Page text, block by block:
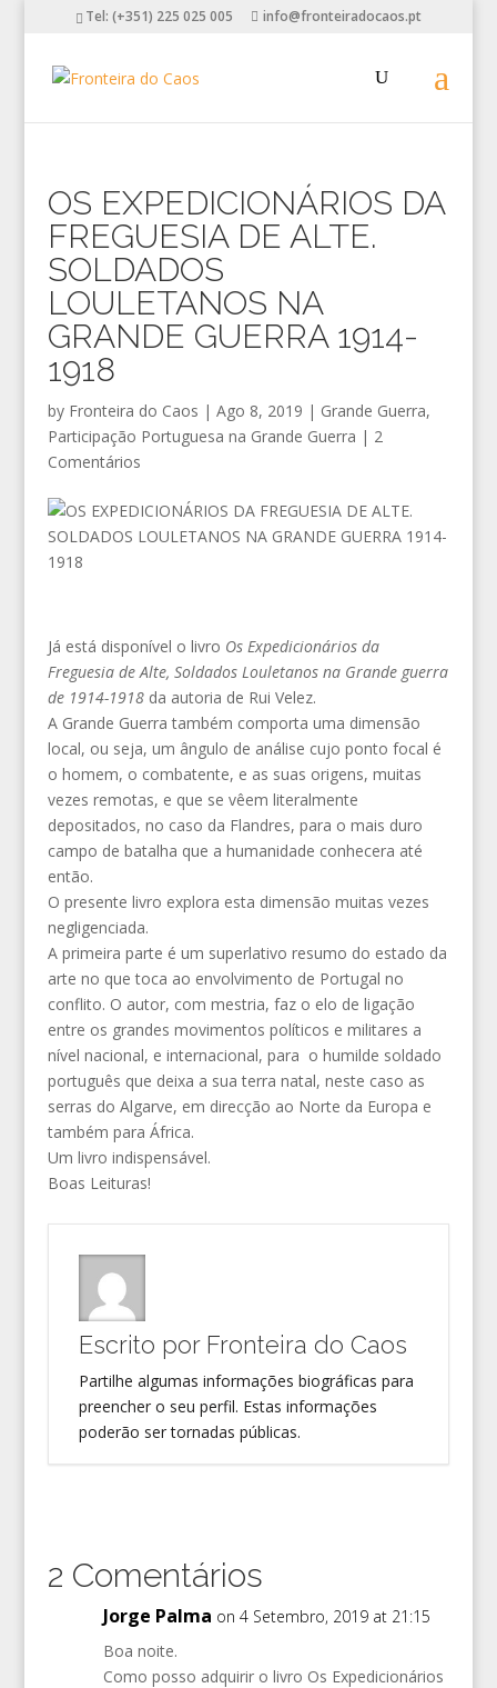
Tel: (+351) 225 025 005 info@fronteiradocaos.pt
OS EXPEDICIONÁRIOS DA
FREGUESIA DE ALTE.
SOLDADOS
LOULETANOS NA
GRANDE GUERRA 1914-
1918
by Fronteira do Caos | Ago 8, 2019 | Grande Guerra,
Participação Portuguesa na Grande Guerra | 2
Comentários
Já está disponível o livro Os Expedicionários da
Freguesia de Alte, Soldados Louletanos na Grande guerra
de 1914-1918 da autoria de Rui Velez.
A Grande Guerra também comporta uma dimensão
local, ou seja, um ângulo de análise cujo ponto focal é
o homem, o combatente, e as suas origens, muitas
vezes remotas, e que se vêem literalmente
depositados, no caso da Flandres, para o mais duro
campo de batalha que a humanidade conhecera até
então.
O presente livro explora esta dimensão muitas vezes
negligenciada.
A primeira parte é um superlativo resumo do estado da
arte no que toca ao envolvimento de Portugal no
conflito. O autor, com mestria, faz o elo de ligação
entre os grandes movimentos políticos e militares a
nível nacional, e internacional, para o humilde soldado
português que deixa a sua terra natal, neste caso as
serras do Algarve, em direcção ao Norte da Europa e
também para África.
Um livro indispensável.
Boas Leituras!
Escrito por Fronteira do Caos
Partilhe algumas informações biográficas para
preencher o seu perfil. Estas informações
poderão ser tornadas públicas.
2 Comentários
Jorge Palma on 4 Setembro, 2019 at 21:15
Boa noite.
Como posso adquirir o livro Os Expedicionários